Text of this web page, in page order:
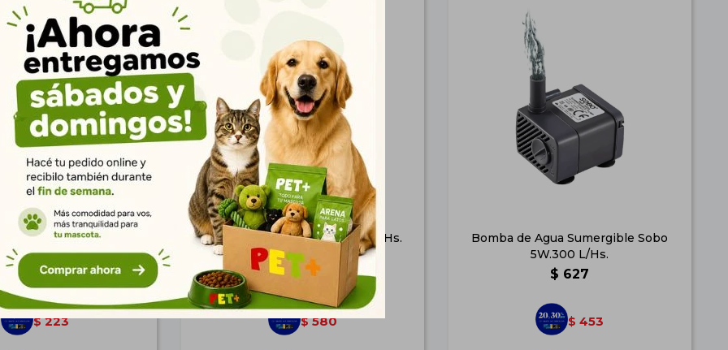
Esponja Chico
$ 308
$ 223
Filtro Interno Sobo 15W. 650 L/Hs.
$ 803
$ 580
Bomba de Agua Sumergible Sobo
5W.300 L/Hs.
$ 627
$ 453